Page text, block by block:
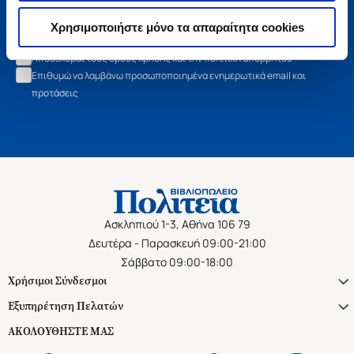
Χρησιμοποιήστε μόνο τα απαραίτητα cookies
Αποδέχομαι τους όρους χρήσης και την πολιτική απορρήτου
Επιθυμώ να λαμβάνω προσωποποιημένα ενημερωτικά email και
προτάσεις
Ασκληπιού 1-3, Αθήνα 106 79
Δευτέρα - Παρασκευή 09:00-21:00
Σάββατο 09:00-18:00
Χρήσιμοι Σύνδεσμοι
Εξυπηρέτηση Πελατών
ΑΚΟΛΟΥΘΗΣΤΕ ΜΑΣ